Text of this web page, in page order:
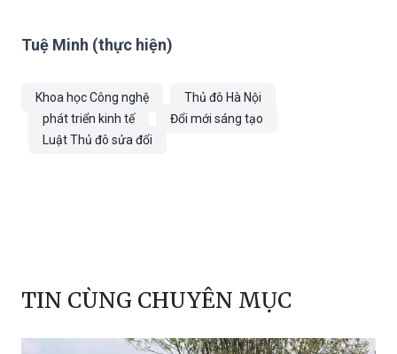
Tuệ Minh (thực hiện)
Khoa học Công nghệ
Thủ đô Hà Nội
phát triển kinh tế
Đổi mới sáng tạo
Luật Thủ đô sửa đổi
TIN CÙNG CHUYÊN MỤC